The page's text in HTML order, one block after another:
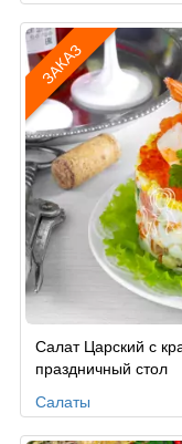
ЗАКАЗ
по
заказу
Салат Царский с
праздничный стол
Салаты